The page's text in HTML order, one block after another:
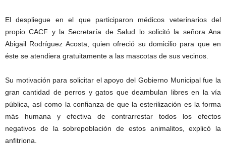
El despliegue en el que participaron médicos veterinarios del
propio CACF y la Secretaría de Salud lo solicitó la señora Ana
Abigail Rodríguez Acosta, quien ofreció su domicilio para que en
éste se atendiera gratuitamente a las mascotas de sus vecinos.
Su motivación para solicitar el apoyo del Gobierno Municipal fue la
gran cantidad de perros y gatos que deambulan libres en la vía
pública, así como la confianza de que la esterilización es la forma
más humana y efectiva de contrarrestar todos los efectos
negativos de la sobrepoblación de estos animalitos, explicó la
anfitriona.